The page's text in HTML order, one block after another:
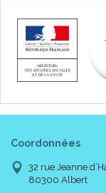
Coordonnées
32 rue Jeanne
80300 Albert